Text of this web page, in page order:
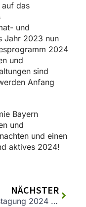
auf das
und
Jahr 2023 nun
2024
und
sind
Anfang
Bayern
und
und einen
aktives 2024!
NÄCHSTER
Jahrestagung 2024 des Wanderverbands Bayern – Umweltminister Glauber verspricht mehr Unterstützung